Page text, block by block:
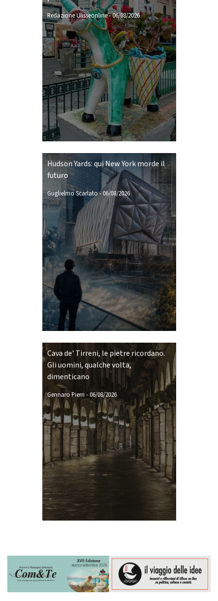
Redazione Ulisseonline-06/08/2026
Hudson Yards: qui New York morde il
futuro
Guglielmo Scarlato-06/08/2026
Cava de' Tirreni, le pietre ricordano.
Gli uomini, qualche volta,
dimenticano
Gennaro Pierri -06/08/2026